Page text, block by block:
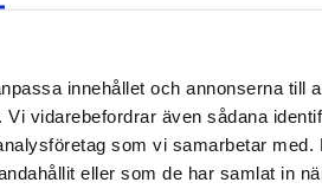
innehållet och annonserna till
vidarebefordrar även sådana
som vi samarbetar
eller som de har samlat in